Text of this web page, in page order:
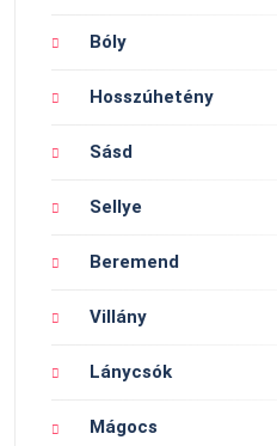
Bóly
Hosszúhetény
Sásd
Sellye
Beremend
Villány
Lánycsók
Mágocs